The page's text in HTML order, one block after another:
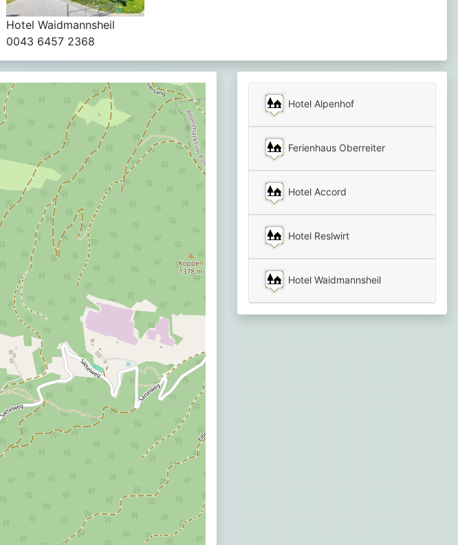
Hotel Waidmannsheil
0043 6457 2368
Hotel Alpenhof
Ferienhaus Oberreiter
Hotel Accord
Hotel Reslwirt
Hotel Waidmannsheil